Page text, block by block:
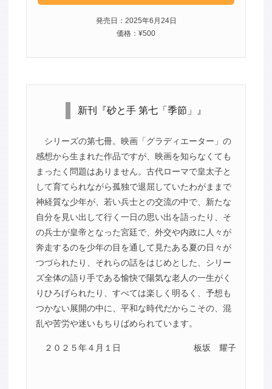
発売日：2025年6月24日
価格：¥500
新刊『砂と手 第七「季節」』
シリーズの第七冊。映画「グラディエーター」の
感想から生まれた作品ですが、映画を知らなくても
まったく問題はありません。古代ローマで皇太子と
して育てられながら孤独で退屈していたわがままで
神経質な少年が、若い兵士との交流の中で、新たな
自分を見い出して行く一日の思い出を語ったり、そ
の兵士が皇帝となった宮廷で、外交や内政に人々が
奔走するのを少年の目を通して見たある夏の日々が
つづられたり、それらの話をはじめとした、シリー
ズ全体の語り手である愉快で陽気な老人の一生がく
りひろげられたり、すべては楽しく明るく、予想も
つかない展開の中に、平和な時代だからこその、混
乱や苦労や迷いもちりばめられています。
２０２５年４月１日 板坂 耀子